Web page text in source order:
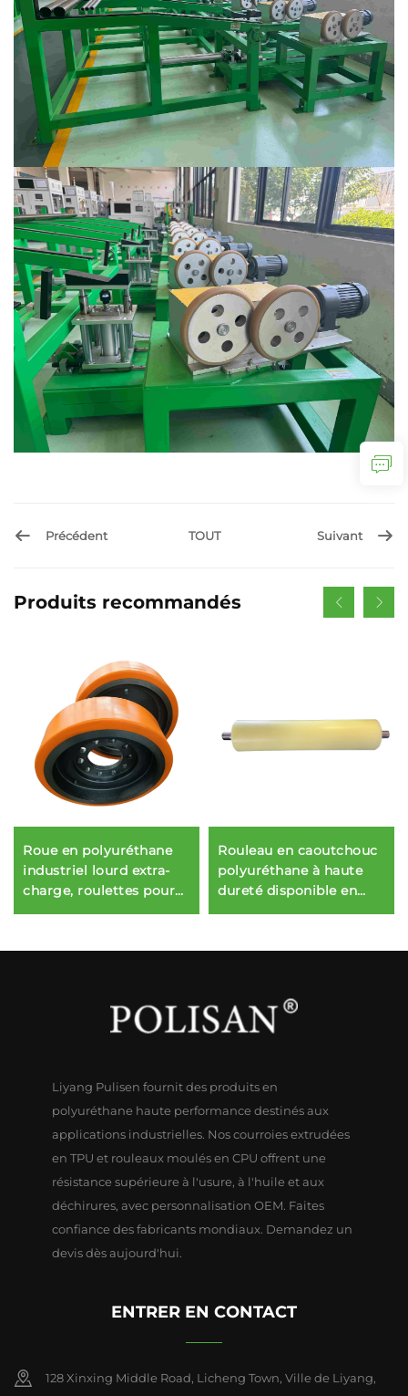
Précédent TOUT Suivant
Produits recommandés
Roue en polyuréthane
industriel lourd extra-
charge, roulettes pour
machines et chariots,
découpe
Rouleau en caoutchouc
polyuréthane à haute
dureté disponible en
OEM pour machines
d'impression
Liyang Pulisen fournit des produits en
polyuréthane haute performance destinés aux
applications industrielles. Nos courroies extrudées
en TPU et rouleaux moulés en CPU offrent une
résistance supérieure à l'usure, à l'huile et aux
déchirures, avec personnalisation OEM. Faites
confiance des fabricants mondiaux. Demandez un
devis dès aujourd'hui.
ENTRER EN CONTACT
128 Xinxing Middle Road, Licheng Town, Ville de Liyang,